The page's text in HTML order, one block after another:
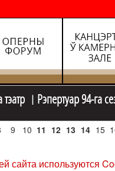
Рэпертуар 94-га
9 10 11 12 13 14 15
сайта используются